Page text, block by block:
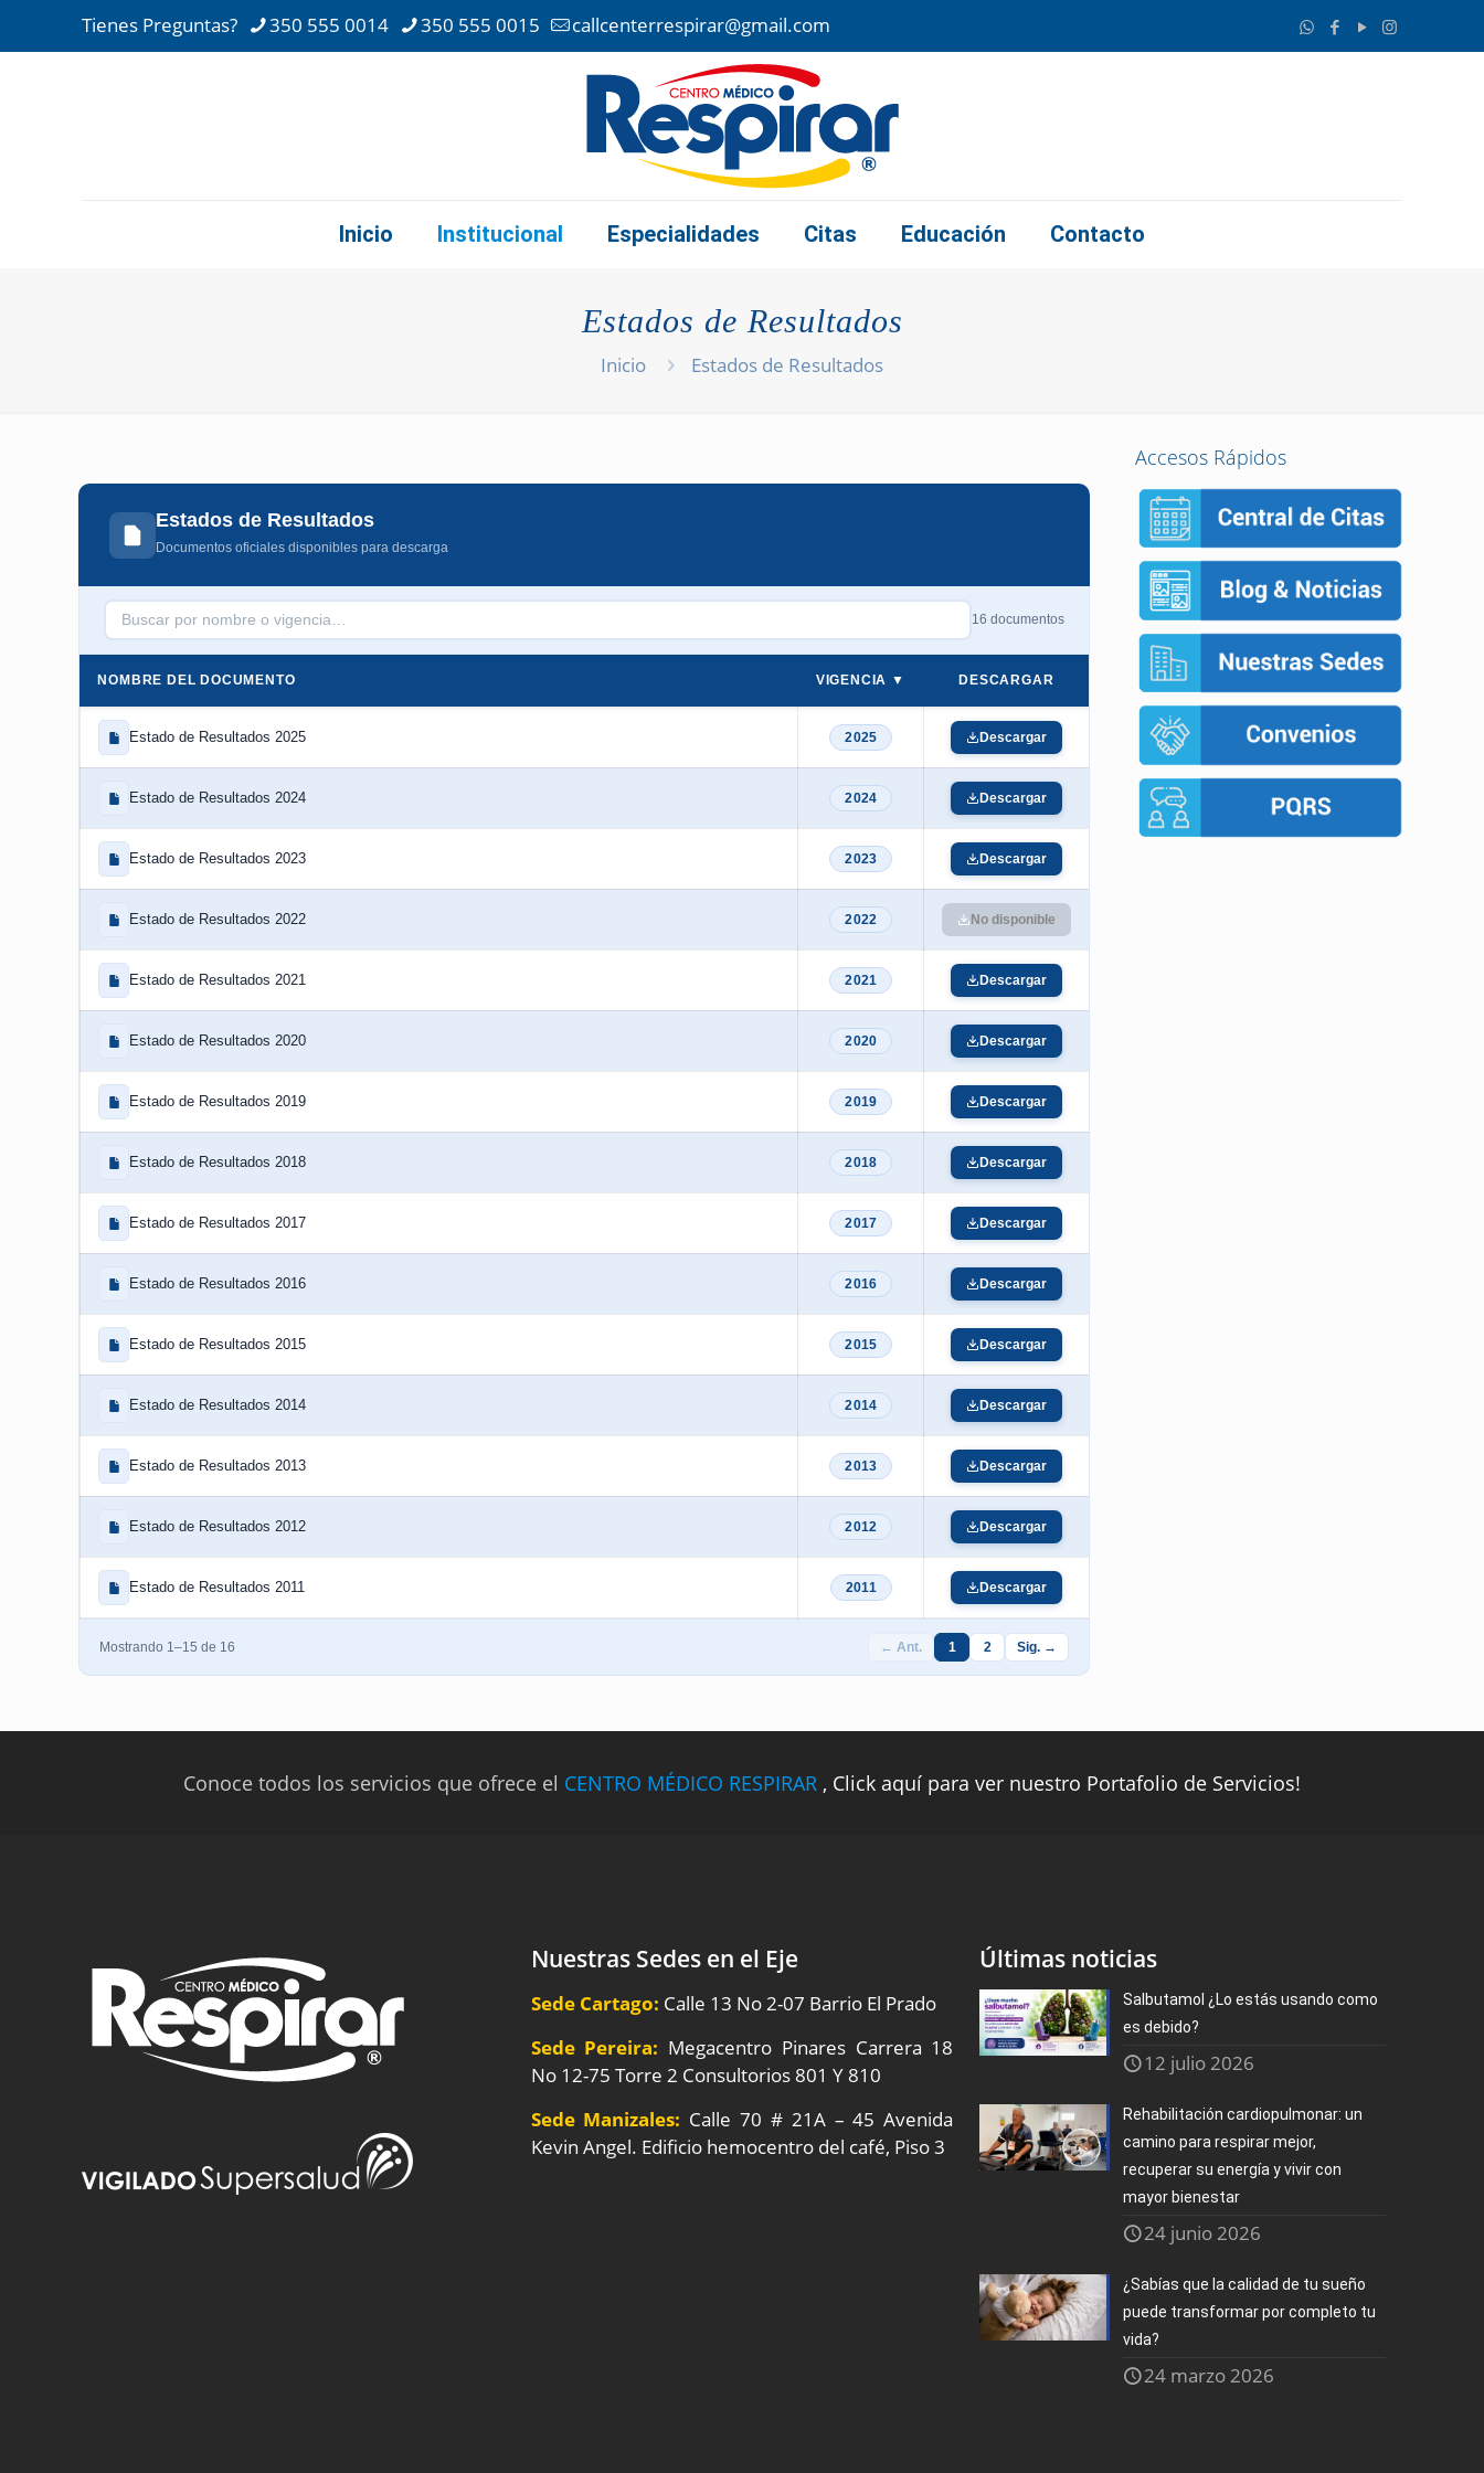
Tienes Preguntas? 350 555 0014 350 555 0015 callcenterrespirar@gmail.com
Inicio Institucional Especialidades Citas Educación Contacto
Estados de Resultados
Inicio Estados de Resultados
Estados de Resultados
Documentos oficiales disponibles para descarga
16 documentos
NOMBRE DEL DOCUMENTO VIGENCIA ▼ DESCARGAR
Estado de Resultados 2025 2025 Descargar
Estado de Resultados 2024 2024 Descargar
Estado de Resultados 2023 2023 Descargar
Estado de Resultados 2022 2022 No disponible
Estado de Resultados 2021 2021 Descargar
Estado de Resultados 2020 2020 Descargar
Estado de Resultados 2019 2019 Descargar
Estado de Resultados 2018 2018 Descargar
Estado de Resultados 2017 2017 Descargar
Estado de Resultados 2016 2016 Descargar
Estado de Resultados 2015 2015 Descargar
Estado de Resultados 2014 2014 Descargar
Estado de Resultados 2013 2013 Descargar
Estado de Resultados 2012 2012 Descargar
Estado de Resultados 2011 2011 Descargar
Mostrando 1–15 de 16 ← Ant. 1 2 Sig. →
Accesos Rápidos
Conoce todos los servicios que ofrece el CENTRO MÉDICO RESPIRAR , Click aquí para ver nuestro Portafolio de Servicios!
Nuestras Sedes en el Eje
Sede Cartago: Calle 13 No 2-07 Barrio El Prado
Sede Pereira: Megacentro Pinares Carrera 18
No 12-75 Torre 2 Consultorios 801 Y 810
Sede Manizales: Calle 70 # 21A – 45 Avenida
Kevin Angel. Edificio hemocentro del café, Piso 3
Últimas noticias
Salbutamol ¿Lo estás usando como
es debido?
12 julio 2026
Rehabilitación cardiopulmonar: un
camino para respirar mejor,
recuperar su energía y vivir con
mayor bienestar
24 junio 2026
¿Sabías que la calidad de tu sueño
puede transformar por completo tu
vida?
24 marzo 2026